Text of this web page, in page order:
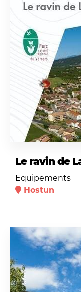
Le ravin de
Equipements
Hostun